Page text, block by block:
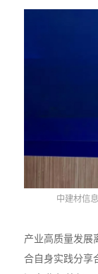
中建材信
产业高质量发展
合自身实践分享